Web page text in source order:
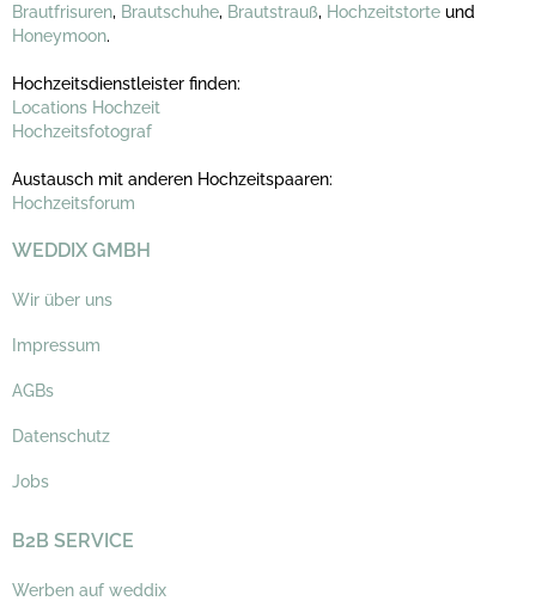
Brautfrisuren, Brautschuhe, Brautstrauß, Hochzeitstorte und
Honeymoon.
Hochzeitsdienstleister finden:
Locations Hochzeit
Hochzeitsfotograf
Austausch mit anderen Hochzeitspaaren:
Hochzeitsforum
WEDDIX GMBH
Wir über uns
Impressum
AGBs
Datenschutz
Jobs
B2B SERVICE
Werben auf weddix